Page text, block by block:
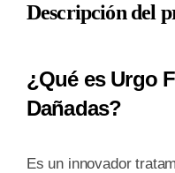
1
ML
cantidad
Descripción del
¿Qué es Urgo
Dañadas?
Es un innovador